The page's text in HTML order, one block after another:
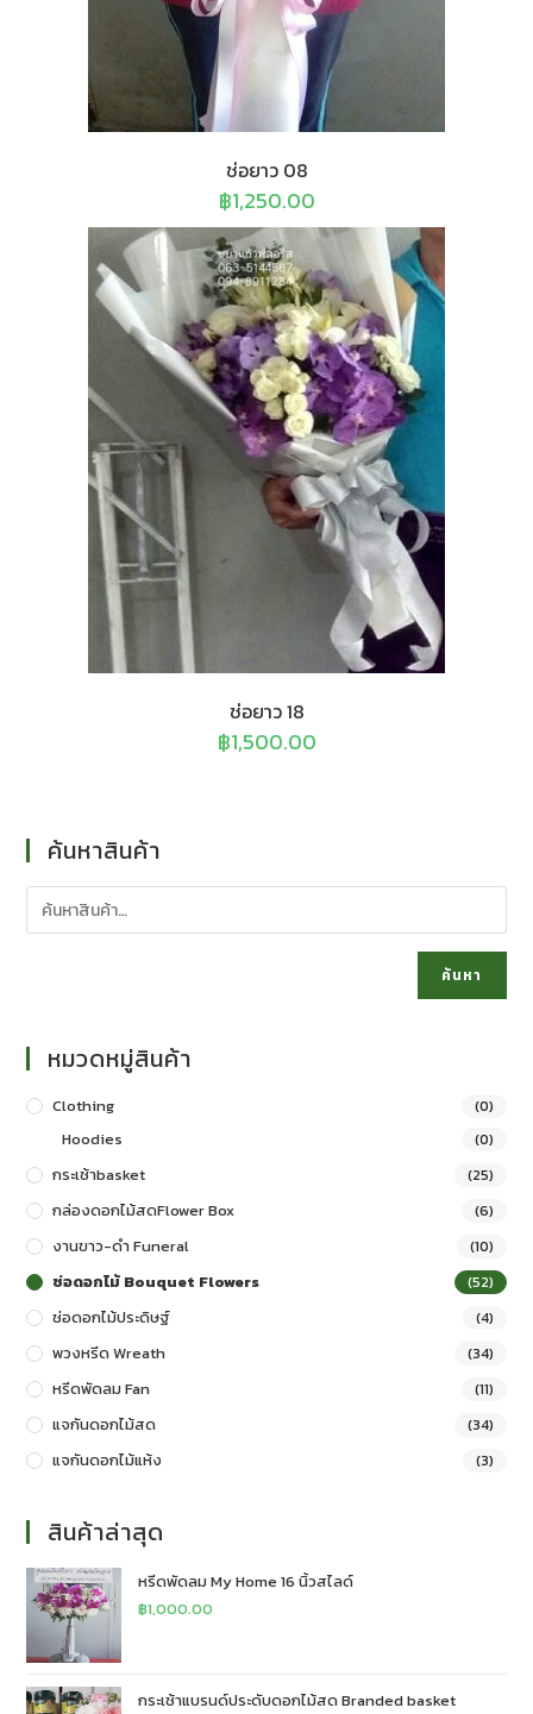
ช่อยาว 08
฿1,250.00
ช่อยาว 18
฿1,500.00
ค้นหาสินค้า
ค้นหา
หมวดหมู่สินค้า
Clothing (0)
Hoodies (0)
กระเช้าbasket (25)
กล่องดอกไม้สดFlower Box (6)
งานขาว-ดำ Funeral (10)
ช่อดอกไม้ Bouquet Flowers (52)
ช่อดอกไม้ประดิษฐ์ (4)
พวงหรีด Wreath (34)
หรีดพัดลม Fan (11)
แจกันดอกไม้สด (34)
แจกันดอกไม้แห้ง (3)
สินค้าล่าสุด
หรีดพัดลม My Home 16 นิ้วสไลด์
฿1,000.00
กระเช้าแบรนด์ประดับดอกไม้สด Branded basket